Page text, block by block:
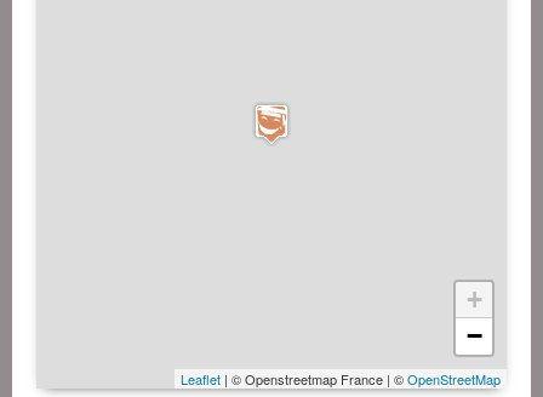
+
−
Leaflet | © Openstreetmap France | ©OpenStreetMap